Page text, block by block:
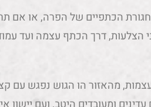
מאזור חגורת הכתפיים של הפרה, או
הצלעות, דרך הכתף עצמה ועד
מהאזור הו הגוש נפגש עם